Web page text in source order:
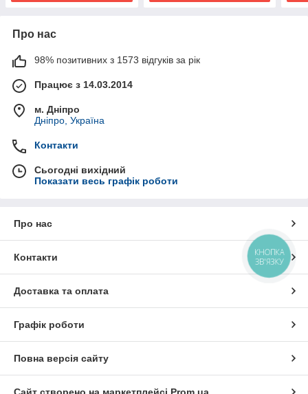
Про нас
98% позитивних з 1573 відгуків за рік
Працює з 14.03.2014
м. Дніпро
Дніпро, Україна
Контакти
Сьогодні вихідний
Показати весь графік роботи
Про нас
Контакти
Доставка та оплата
Графік роботи
Повна версія сайту
КНОПКА
ЗВ'ЯЗКУ